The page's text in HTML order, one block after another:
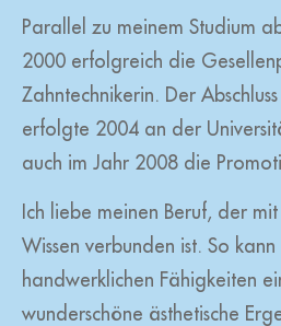
Parallel zu meinem Studium
2000 erfolgreich die
Zahntechnikerin. Der
erfolgte 2004 an der
auch im Jahr 2008 die
Ich liebe meinen Beruf, der
Wissen verbunden ist. So kann
handwerklichen Fähigkeiten
wunderschöne ästhetische